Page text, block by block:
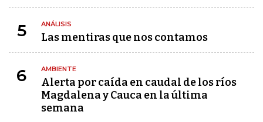
5 ANÁLISIS
Las mentiras que nos contamos
6 AMBIENTE
Alerta por caída en caudal de los ríos
Magdalena y Cauca en la última
semana